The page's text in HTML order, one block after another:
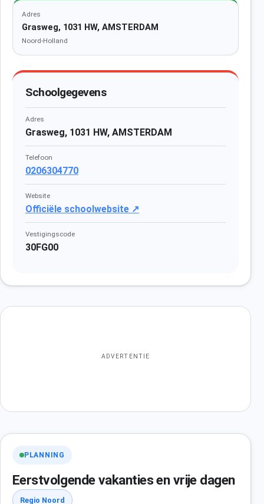
Adres
Grasweg, 1031 HW, AMSTERDAM
Noord-Holland
Schoolgegevens
Adres
Grasweg, 1031 HW, AMSTERDAM
Telefoon
0206304770
Website
Officiële schoolwebsite ↗
Vestigingscode
30FG00
ADVERTENTIE
PLANNING
Eerstvolgende vakanties en vrije dagen
Regio Noord